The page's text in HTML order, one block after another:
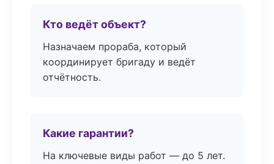
Кто ведёт объект?
Назначаем прораба, который
координирует бригаду и ведёт
отчётность.
Какие гарантии?
На ключевые виды работ — до 5 лет.